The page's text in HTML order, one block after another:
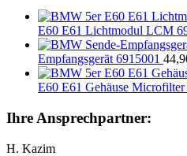
E60 E61 Lichtmodul LCM
Empfangsgerät 6915001
E60 E61 Gehäuse Microfilter
Ihre Ansprechpartner:
H. Kazim